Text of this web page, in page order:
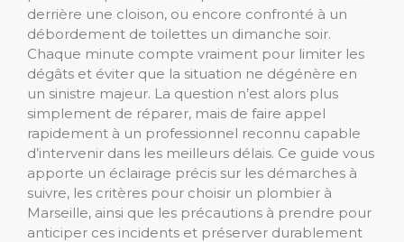
derrière une cloison, ou encore confronté à un
débordement de toilettes un dimanche soir.
Chaque minute compte vraiment pour limiter les
dégâts et éviter que la situation ne dégénère en
un sinistre majeur. La question n’est alors plus
simplement de réparer, mais de faire appel
rapidement à un professionnel reconnu capable
d’intervenir dans les meilleurs délais. Ce guide vous
apporte un éclairage précis sur les démarches à
suivre, les critères pour choisir un plombier à
Marseille, ainsi que les précautions à prendre pour
anticiper ces incidents et préserver durablement